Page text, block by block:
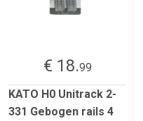
€ 18.99
KATO H0 Unitrack 2-
331 Gebogen rails 4